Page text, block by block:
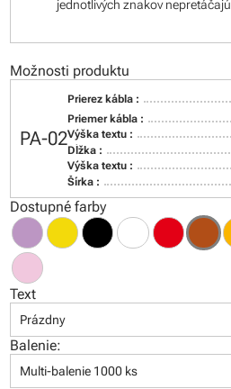
jednotlivých znakov nepretáčajú
Možnosti produktu
PA-02
Prierez kábla :
Priemer kábla :
Výška textu :
Dĺžka :
Výška textu :
Šírka :
Dostupné farby
Text
Prázdny
Balenie:
Multi-balenie 1000 ks